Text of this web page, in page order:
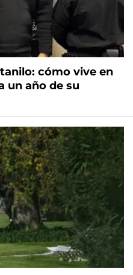
cómo vive en
un año de su